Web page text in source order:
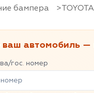
бампера TOYOTA
ваш автомобиль —
гос. номер